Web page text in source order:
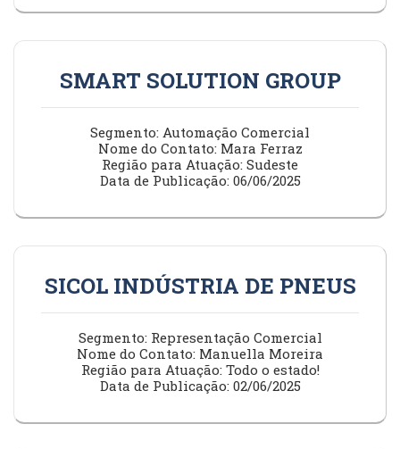
SMART SOLUTION GROUP
Segmento: Automação Comercial
Nome do Contato: Mara Ferraz
Região para Atuação: Sudeste
Data de Publicação: 06/06/2025
SICOL INDÚSTRIA DE PNEUS
Segmento: Representação Comercial
Nome do Contato: Manuella Moreira
Região para Atuação: Todo o estado!
Data de Publicação: 02/06/2025